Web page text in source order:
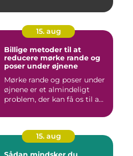
15. aug
Billige metoder til at
reducere mørke rande og
poser under øjnene
Mørke rande og poser under
øjnene er et almindeligt
problem, der kan få os til a...
15. aug